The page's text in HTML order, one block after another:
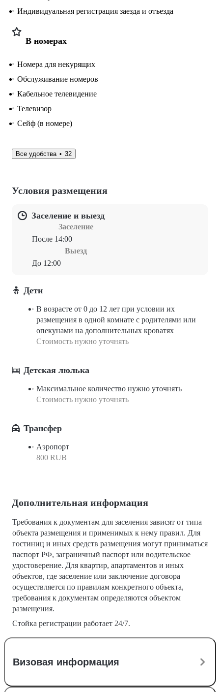
Индивидуальная регистрация заезда и отъезда
В номерах
Номера для некурящих
Обслуживание номеров
Кабельное телевидение
Телевизор
Сейф (в номере)
Все удобства 32
Условия размещения
Заселение и выезд
Заселение
После 14:00
Выезд
До 12:00
Дети
В возрасте от 0 до 12 лет при условии их
размещения в одной комнате с родителями или
опекунами на дополнительных кроватях
Стоимость нужно уточнять
Детская люлька
Максимальное количество нужно уточнять
Стоимость нужно уточнять
Трансфер
Аэропорт
800 RUB
Дополнительная информация
Требования к документам для заселения зависят от типа
объекта размещения и применимых к нему правил. Для
гостиниц и иных средств размещения могут приниматься
паспорт РФ, заграничный паспорт или водительское
удостоверение. Для квартир, апартаментов и иных
объектов, где заселение или заключение договора
осуществляется по правилам конкретного объекта,
требования к документам определяются объектом
размещения.
Стойка регистрации работает 24/7.
Визовая информация